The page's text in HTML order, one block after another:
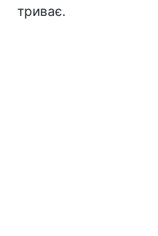
триває.